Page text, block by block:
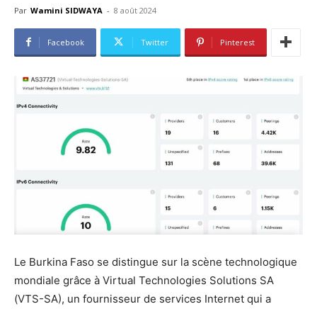
Par Wamini SIDWAYA - 8 août 2024
Facebook Twitter Pinterest
Le Burkina Faso se distingue sur la scène technologique
mondiale grâce à Virtual Technologies Solutions SA
(VTS-SA), un fournisseur de services Internet qui a